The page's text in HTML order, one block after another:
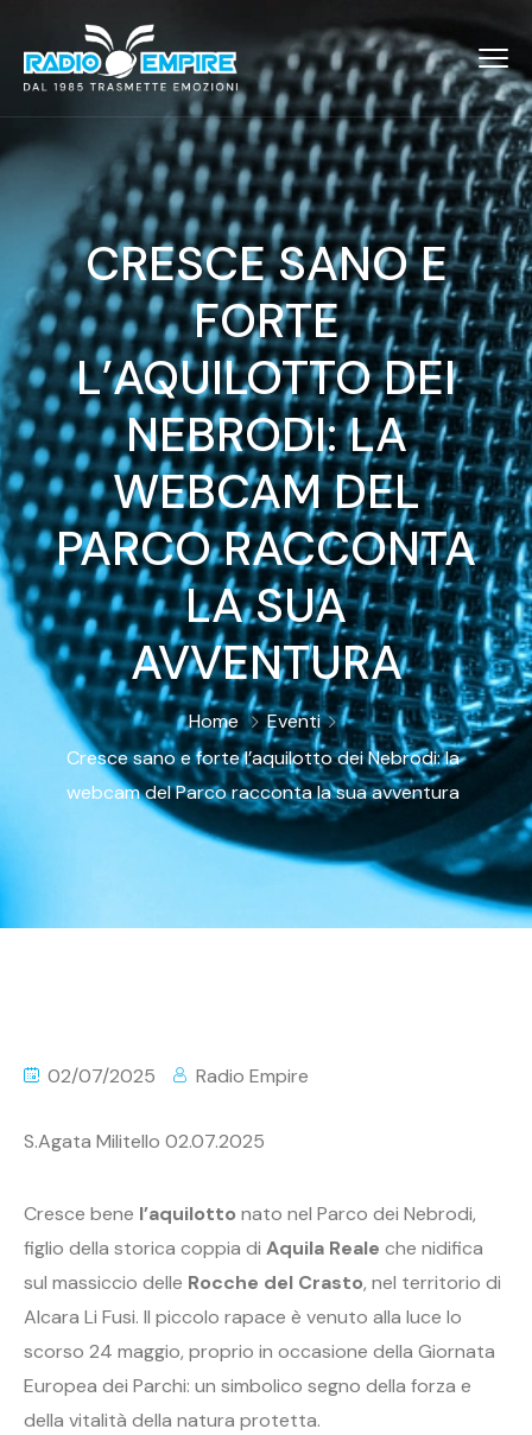
CRESCE SANO E
FORTE
L’AQUILOTTO DEI
NEBRODI: LA
WEBCAM DEL
PARCO RACCONTA
LA SUA
AVVENTURA
Home
Eventi
Cresce sano e forte l’aquilotto dei Nebrodi: la
webcam del Parco racconta la sua avventura
02/07/2025 Radio Empire
S.Agata Militello 02.07.2025
Cresce bene l’aquilotto nato nel Parco dei Nebrodi,
figlio della storica coppia di Aquila Reale che nidifica
sul massiccio delle Rocche del Crasto, nel territorio di
Alcara Li Fusi. Il piccolo rapace è venuto alla luce lo
scorso 24 maggio, proprio in occasione della Giornata
Europea dei Parchi: un simbolico segno della forza e
della vitalità della natura protetta.